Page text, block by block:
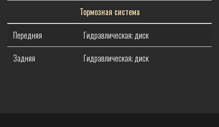
Тормозная система
Передняя
Гидравлическая; диск
Задняя
Гидравлическая; диск